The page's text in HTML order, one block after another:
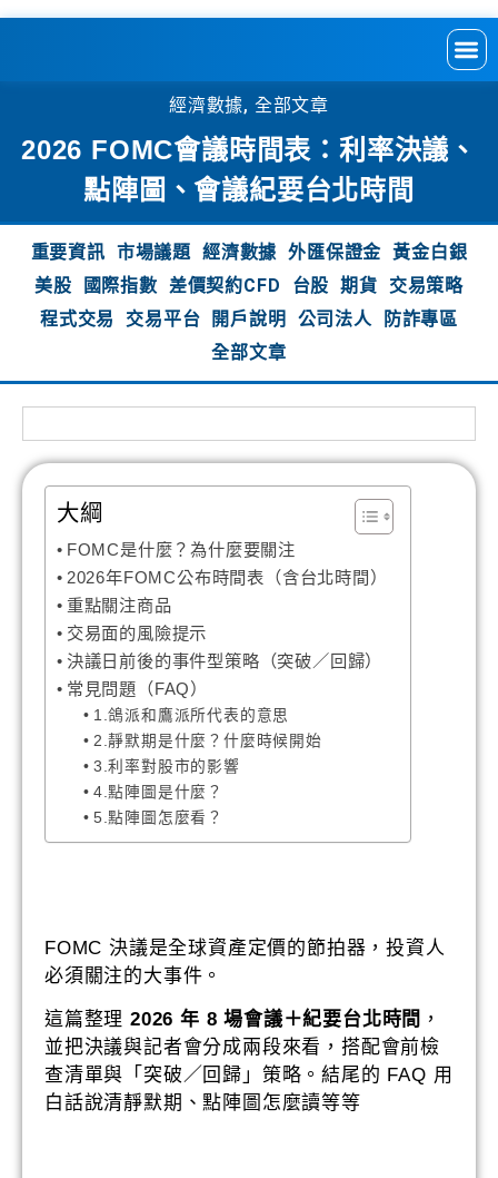
經濟數據, 全部文章
2026 FOMC會議時間表：利率決議、
點陣圖、會議紀要台北時間
重要資訊 市場議題 經濟數據 外匯保證金 黃金白銀
美股
國際指數 差價契約CFD 台股 期貨
交易策略
程式交易
交易平台 開戶說明 公司法人
防詐專區
全部文章
大綱
FOMC是什麼？為什麼要關注
2026年FOMC公布時間表（含台北時間）
重點關注商品
交易面的風險提示
決議日前後的事件型策略（突破／回歸）
常見問題（FAQ）
1.鴿派和鷹派所代表的意思
2.靜默期是什麼？什麼時候開始
3.利率對股市的影響
4.點陣圖是什麼？
5.點陣圖怎麼看？
FOMC 決議是全球資產定價的節拍器，投資人
必須關注的大事件。
這篇整理 2026 年 8 場會議＋紀要台北時間 ，
並把決議與記者會分成兩段來看，搭配會前檢
查清單與「突破／回歸」策略。結尾的 FAQ 用
白話說清靜默期、點陣圖怎麼讀等等